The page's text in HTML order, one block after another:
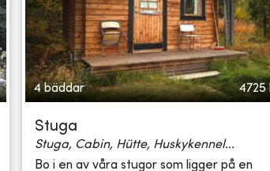
4 bäddar 4725
Stuga
Stuga, Cabin, Hütte, Huskykennel...
Bo i en av våra stugor som ligger på en